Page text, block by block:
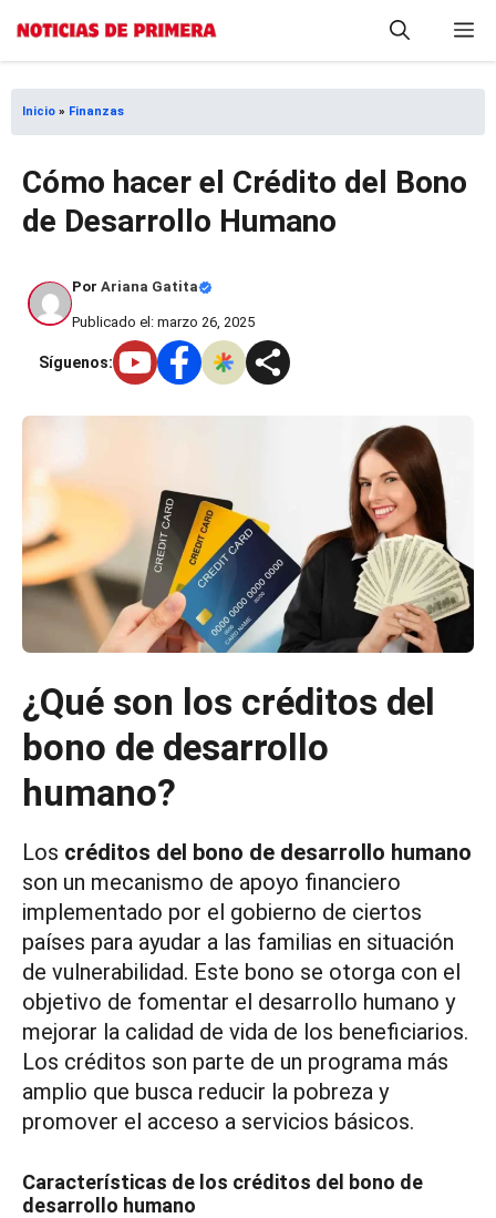
Saltar
contenido
Inicio » Finanzas
Cómo hacer el Crédito del Bono
de Desarrollo Humano
Por Ariana Gatita
Publicado el: marzo 26, 2025
Síguenos:
¿Qué son los créditos del
bono de desarrollo
humano?
Los créditos del bono de desarrollo humano
son un mecanismo de apoyo financiero
implementado por el gobierno de ciertos
países para ayudar a las familias en situación
de vulnerabilidad. Este bono se otorga con el
objetivo de fomentar el desarrollo humano y
mejorar la calidad de vida de los beneficiarios.
Los créditos son parte de un programa más
amplio que busca reducir la pobreza y
promover el acceso a servicios básicos.
Características de los créditos del bono de
desarrollo humano